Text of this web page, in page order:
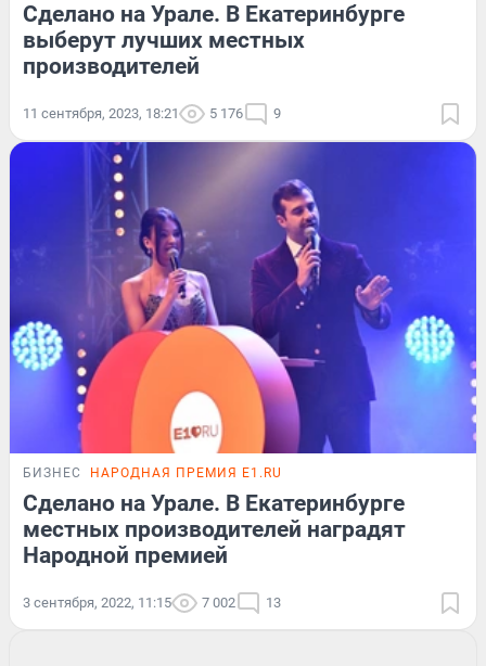
Сделано на Урале. В Екатеринбурге
выберут лучших местных
производителей
11 сентября, 2023, 18:21 5 176 9
БИЗНЕС НАРОДНАЯ ПРЕМИЯ E1.RU
Сделано на Урале. В Екатеринбурге
местных производителей наградят
Народной премией
3 сентября, 2022, 11:15 7 002 13